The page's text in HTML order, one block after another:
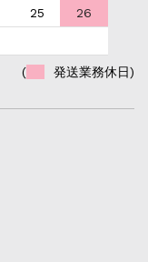
25
26
( 発送業務休日)